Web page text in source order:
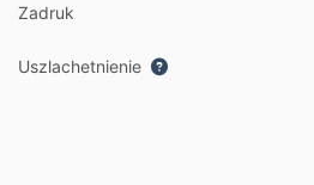
Zadruk
Uszlachetnienie